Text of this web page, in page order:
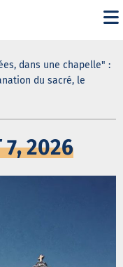
dans une chapelle" :
du sacré, le
7, 2026